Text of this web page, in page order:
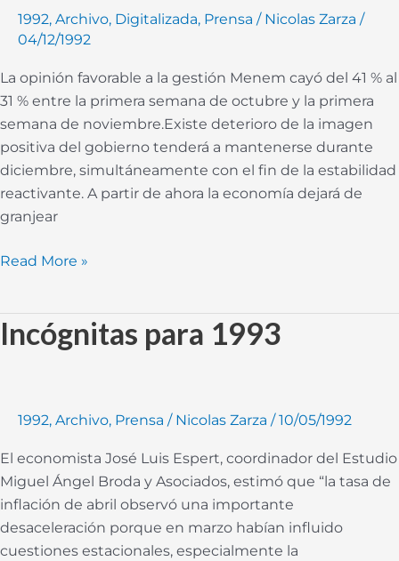
1992, Archivo, Digitalizada, Prensa / Nicolas Zarza /
04/12/1992
La opinión favorable a la gestión Menem cayó del 41 % al
31 % entre la primera semana de octubre y la primera
semana de noviembre.Existe deterioro de la imagen
positiva del gobierno tenderá a mantenerse durante
diciembre, simultáneamente con el fin de la estabilidad
reactivante. A partir de ahora la economía dejará de
granjear
Read More »
Incógnitas para 1993
1992, Archivo, Prensa / Nicolas Zarza /10/05/1992
El economista José Luis Espert, coordinador del Estudio
Miguel Ángel Broda y Asociados, estimó que “la tasa de
inflación de abril observó una importante
desaceleración porque en marzo habían influido
cuestiones estacionales, especialmente la
Incógnitas
para